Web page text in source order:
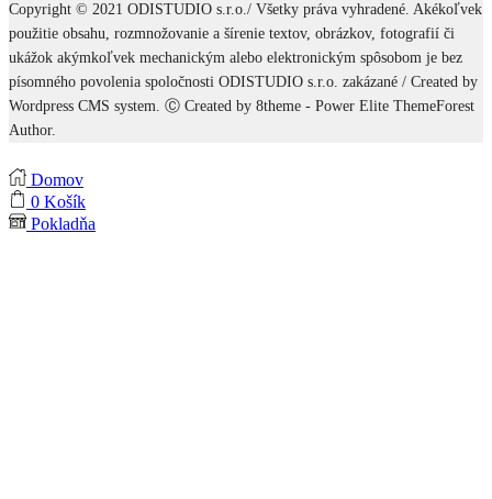
Copyright © 2021 ODISTUDIO s.r.o./ Všetky práva vyhradené. Akékoľvek
použitie obsahu, rozmnožovanie a šírenie textov, obrázkov, fotografií či
ukážok akýmkoľvek mechanickým alebo elektronickým spôsobom je bez
písomného povolenia spoločnosti ODISTUDIO s.r.o. zakázané / Created by
Wordpress CMS system. Ⓒ Created by 8theme - Power Elite ThemeForest
Author.
Domov
0 Košík
Pokladňa